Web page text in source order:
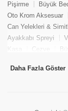
Pişirme
Büyük
Oto Krom Aksesuar
Can Yelekleri &
Ayakkabı Spreyi
Kasa
Cezve
Tekne Bağlama &
Daha Fazla Göster